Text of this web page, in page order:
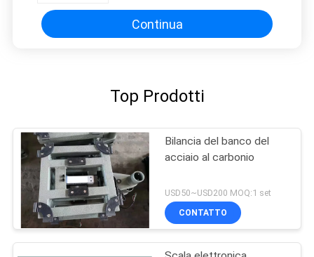
Continua
Top Prodotti
Bilancia del banco del
acciaio al carbonio
USD50~USD200 MOQ:1 set
CONTATTO